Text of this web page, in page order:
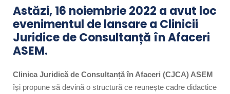
Astăzi, 16 noiembrie 2022 a avut loc
evenimentul de lansare a Clinicii
Juridice de Consultanță în Afaceri
ASEM.
Clinica Juridică de Consultanță în Afaceri (CJCA) ASEM
își propune să devină o structură ce reunește cadre didactice